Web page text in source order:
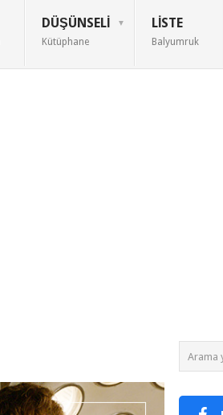
DÜŞÜNSELI
Kütüphane
LISTE
Balyumruk